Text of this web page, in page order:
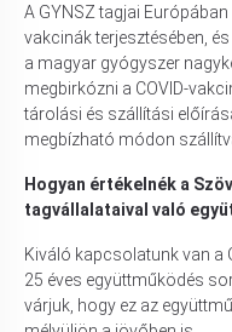
A GYNSZ tagjai Európában
vakcinák terjesztésében,
a magyar gyógyszer
megbirkózni a COVID-
tárolási és szállítási
megbízható módon
Hogyan értékelnék a
tagvállalataival való
Kiváló kapcsolatunk van a
25 éves együttműködés
várjuk, hogy ez az